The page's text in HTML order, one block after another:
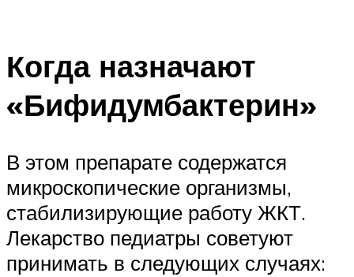
Когда назначают
«Бифидумбактерин»
В этом препарате содержатся
микроскопические организмы,
стабилизирующие работу ЖКТ.
Лекарство педиатры советуют
принимать в следующих случаях: